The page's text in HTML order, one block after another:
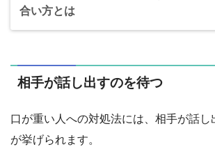
合い方とは
相手が話し出すのを待つ
口が重い人への対処法には、相手が話し
が挙げられます。